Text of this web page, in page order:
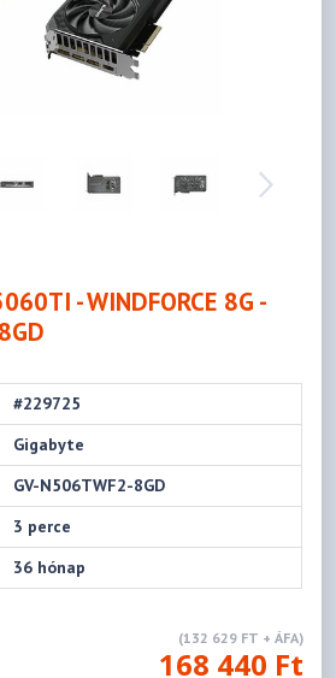
- WINDFORCE 8G -
#229725
Gigabyte
GV-N506TWF2-8GD
3 perce
36 hónap
(132 629 FT + ÁFA)
168 440 Ft